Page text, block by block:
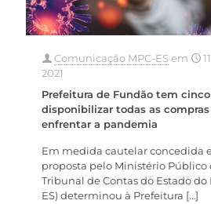
Comunicação MPC-ESem
2021
Prefeitura de Fundão tem
disponibilizar todas as
enfrentar a pandemia
Em medida cautelar concedida
proposta pelo Ministério Público
Tribunal de Contas do Estado do
ES) determinou à Prefeitura […]